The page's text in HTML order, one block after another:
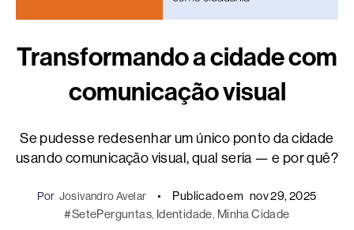
Transformando a cidade com
comunicação visual
Se pudesse redesenhar um único ponto da cidade
usando comunicação visual, qual seria — e por quê?
Por Josivandro Avelar Publicado em nov 29, 2025
#SetePerguntas, Identidade, Minha Cidade